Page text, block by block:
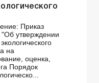
Приказ
утверждении
на
оценка,
Порядок